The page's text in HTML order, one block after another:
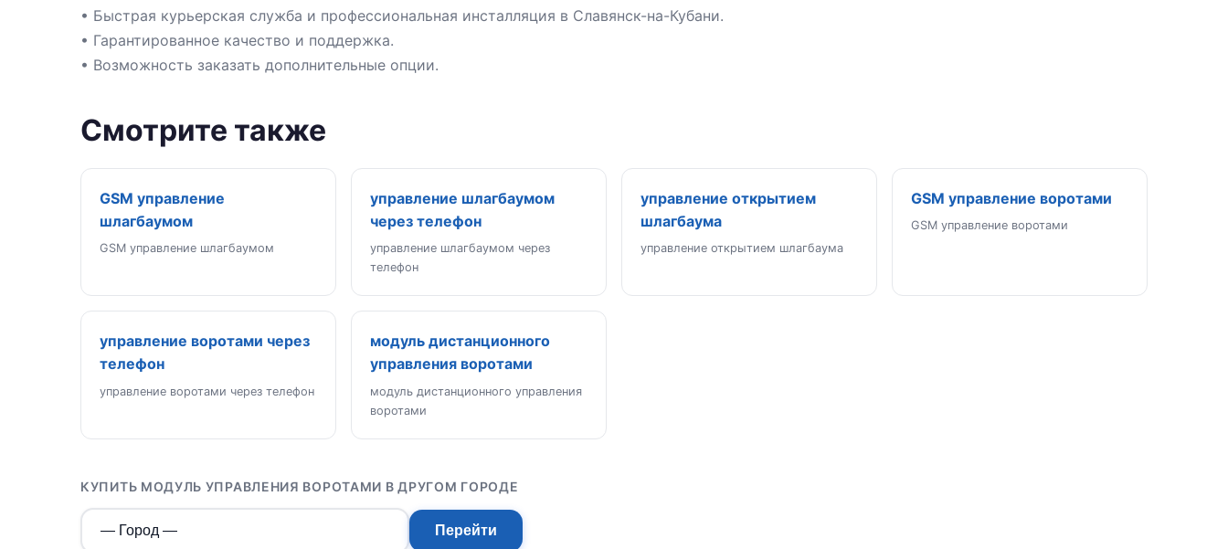
• Быстрая курьерская служба и профессиональная инсталляция в Славянск-на-Кубани.
• Гарантированное качество и поддержка.
• Возможность заказать дополнительные опции.
Смотрите также
GSM управление
шлагбаумом
GSM управление шлагбаумом
управление шлагбаумом
через телефон
управление шлагбаумом через
телефон
управление открытием
шлагбаума
управление открытием шлагбаума
GSM управление воротами
GSM управление воротами
управление воротами через
телефон
управление воротами через телефон
модуль дистанционного
управления воротами
модуль дистанционного управления
воротами
КУПИТЬ МОДУЛЬ УПРАВЛЕНИЯ ВОРОТАМИ В ДРУГОМ ГОРОДЕ
Перейти